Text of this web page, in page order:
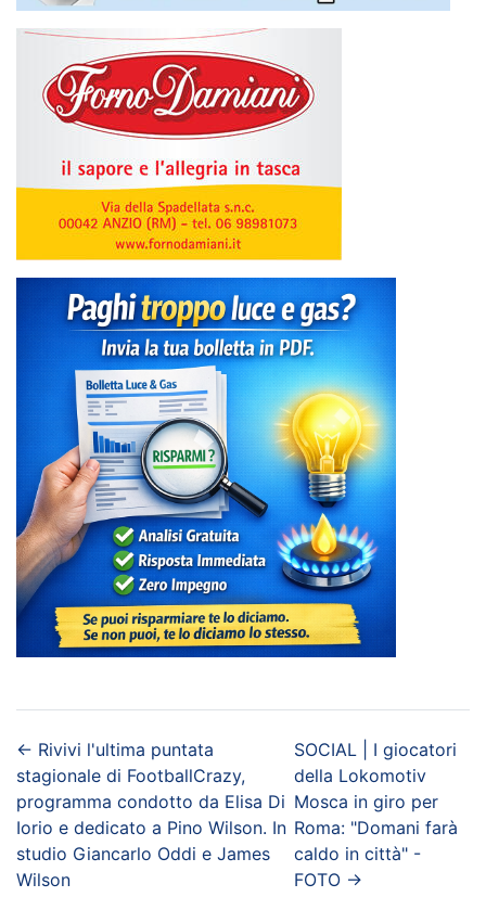
← Rivivi l'ultima puntata
stagionale di FootballCrazy,
programma condotto da Elisa Di
Iorio e dedicato a Pino Wilson. In
studio Giancarlo Oddi e James
Wilson
SOCIAL | I giocatori
della Lokomotiv
Mosca in giro per
Roma: "Domani farà
caldo in città" -
FOTO→